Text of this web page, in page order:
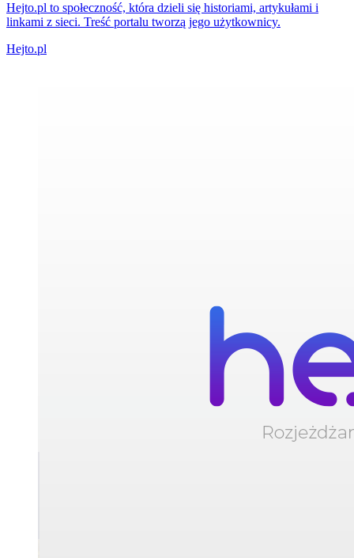
Hejto.pl to społeczność, która dzieli się historiami, artykułami i
linkami z sieci. Treść portalu tworzą jego użytkownicy.
Hejto.pl